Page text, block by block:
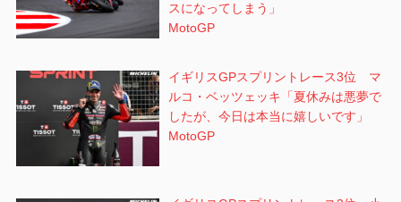
スになってしまう」
MotoGP
イギリスGPスプリントレース3位 マ
ルコ・ベッツェッキ「夏休みは悪夢で
したが、今日は本当に嬉しいです」
MotoGP